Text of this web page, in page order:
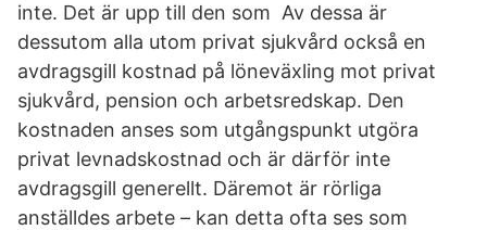
inte. Det är upp till den som Av dessa är
dessutom alla utom privat sjukvård också en
avdragsgill kostnad på löneväxling mot privat
sjukvård, pension och arbetsredskap. Den
kostnaden anses som utgångspunkt utgöra
privat levnadskostnad och är därför inte
avdragsgill generellt. Däremot är rörliga
anställdes arbete – kan detta ofta ses som